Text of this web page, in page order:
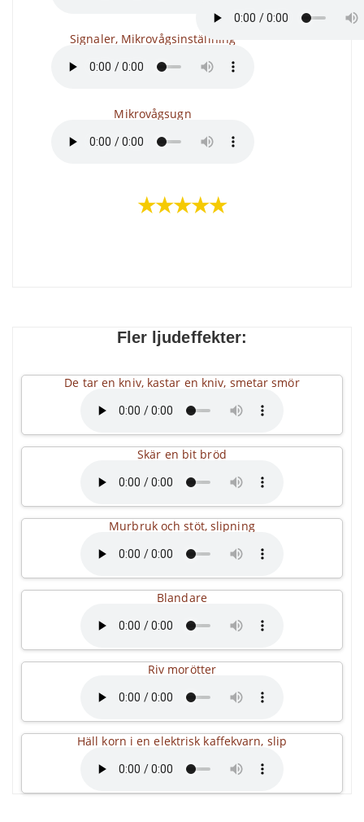
Signaler, Mikrovågsinställning
Mikrovågsugn
★★★★★
Fler ljudeffekter:
De tar en kniv, kastar en kniv, smetar smör
Skär en bit bröd
Murbruk och stöt, slipning
Blandare
Riv morötter
Häll korn i en elektrisk kaffekvarn, slip